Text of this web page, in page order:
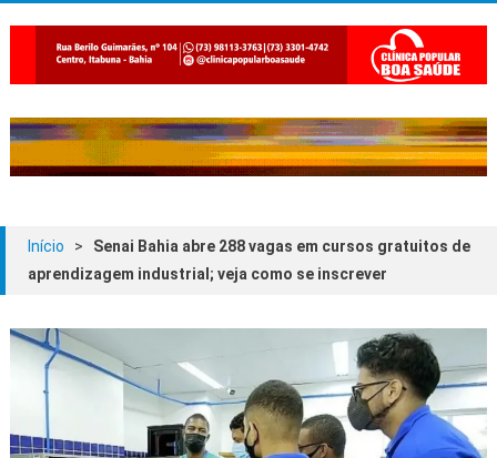
Início >
Senai Bahia abre 288 vagas em cursos gratuitos de
aprendizagem industrial; veja como se inscrever